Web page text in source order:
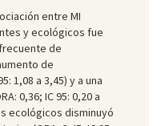
entre MI
y ecológicos fue
de
de
1,08 a 3,45) y a una
0,36; IC 95: 0,20 a
ecológicos disminuyó